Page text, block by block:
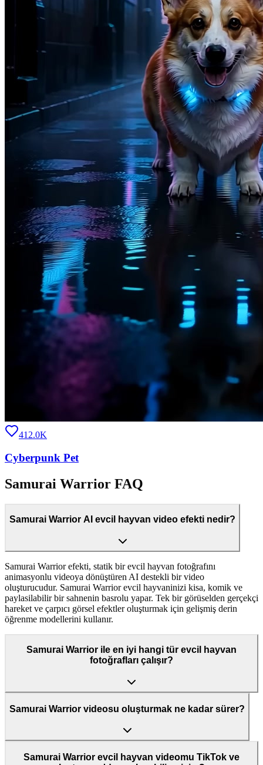
412.0K
Cyberpunk Pet
Samurai Warrior FAQ
Samurai Warrior AI evcil hayvan video efekti nedir?
Samurai Warrior efekti, statik bir evcil hayvan fotoğrafını
animasyonlu videoya dönüştüren AI destekli bir video
oluşturucudur. Samurai Warrior evcil hayvaninizi kisa, komik ve
paylasilabilir bir sahnenin basrolu yapar. Tek bir görüselden gerçekçi
hareket ve çarpıcı görsel efektler oluşturmak için gelişmiş derin
öğrenme modellerini kullanır.
Samurai Warrior ile en iyi hangi tür evcil hayvan
fotoğrafları çalışır?
Samurai Warrior videosu oluşturmak ne kadar sürer?
Samurai Warrior evcil hayvan videomu TikTok ve